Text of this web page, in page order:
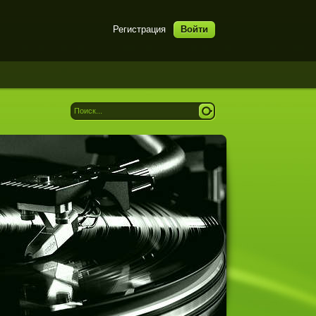
Регистрация Войти